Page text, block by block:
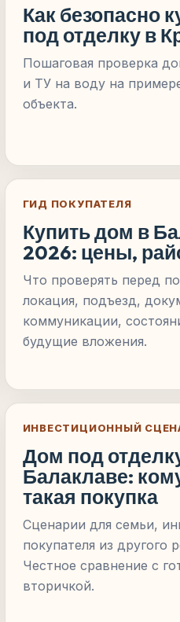
Как безопасно
под отделку в
Пошаговая проверка
и ТУ на воду на
объекта.
ГИД ПОКУПАТЕЛЯ
Купить дом в
2026: цены,
Что проверять перед
локация, подъезд,
коммуникации,
будущие вложения.
ИНВЕСТИЦИОННЫЙ
Дом под
Балаклаве:
такая покупка
Сценарии для семьи,
покупателя из другого
Честное сравнение с
вторичкой.